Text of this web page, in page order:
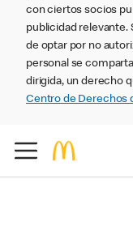
con ciertos socios
publicidad relevante.
de optar por no
personal se
dirigida, un derecho
Centro de Derechos